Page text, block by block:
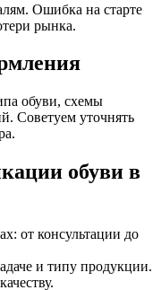
Ошибка на старте
рынка.
обуви, схемы
Советуем уточнять
обуви в
от консультации до
и типу продукции.